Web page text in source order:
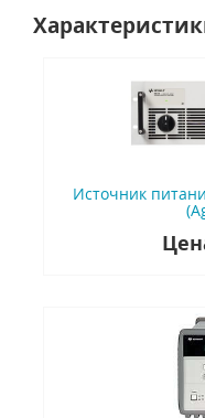
Источник